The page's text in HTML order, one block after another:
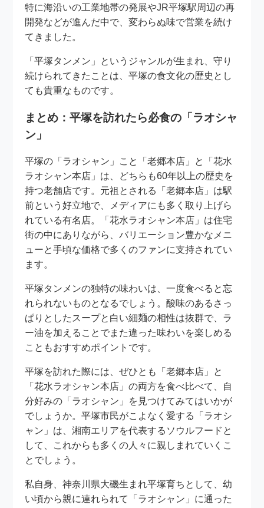
特に海沿いの工業地帯の発展やJR平塚駅周辺の再
開発などが進んだ中で、変わらぬ味で営業を続け
てきました。
「平塚タンメン」というジャンルが生まれ、守り
続けられてきたことは、平塚の食文化の歴史とし
ても貴重なものです。
まとめ：平塚を訪れたら必食の「ラオシャ
ン」
平塚の「ラオシャン」こと「老郷本店」と「花水
ラオシャン本店」は、どちらも60年以上の歴史を
持つ老舗店です。元祖とされる「老郷本店」は駅
前という好立地で、メディアにも多く取り上げら
れている有名店。「花水ラオシャン本店」は住宅
街の中にありながら、バリエーション豊かなメニ
ューと手頃な価格で多くのファンに支持されてい
ます。
平塚タンメンの独特の味わいは、一度食べると忘
れられないものとなるでしょう。酸味のあるさっ
ぱりとしたスープと白い細麺の相性は抜群で、ラ
ー油を加えることでまた違った味わいを楽しめる
こともおすすめポイントです。
平塚を訪れた際には、ぜひとも「老郷本店」と
「花水ラオシャン本店」の両方を食べ比べて、自
分好みの「ラオシャン」を見つけてみてはいかが
でしょうか。平塚市民がこよなく愛する「ラオシ
ャン」は、湘南エリアを代表するソウルフードと
して、これからも多くの人々に親しまれていくこ
とでしょう。
私自身、神奈川県大磯生まれ平塚育ちとして、幼
い頃から親に連れられて「ラオシャン」に通った